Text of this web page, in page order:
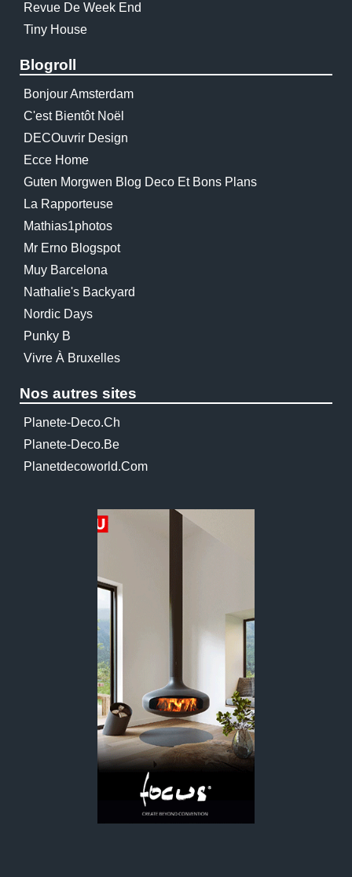
Revue De Week End
Tiny House
Blogroll
Bonjour Amsterdam
C'est Bientôt Noël
DECOuvrir Design
Ecce Home
Guten Morgwen Blog Deco Et Bons Plans
La Rapporteuse
Mathias1photos
Mr Erno Blogspot
Muy Barcelona
Nathalie's Backyard
Nordic Days
Punky B
Vivre À Bruxelles
Nos autres sites
Planete-Deco.ch
Planete-Deco.be
Planetdecoworld.com